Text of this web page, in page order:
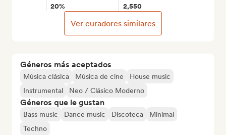
Géneros más aceptados
Música clásica Música de cine
House music
Instrumental
Neo / Clásico Moderno
Géneros que le gustan
Bass music Dance music Discoteca
Minimal
Techno
20% 2,550
Ver curadores similares